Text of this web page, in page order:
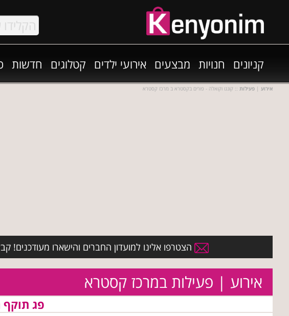
קניונים חנויות מבצעים אירועי ילדים קטלוגים חדשות
אירוע | פעילות :: קונגו וקואלה - פורים בקסטרא ב מרכז קסטרא
הצטרפו אלינו למועדון החברים והישארו מעודכנים!
אירוע | פעילות במרכז קסטרא
פג תוקף